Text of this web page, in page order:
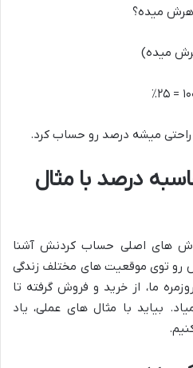
میده؟
راحتی میشه درصد رو حساب کرد.
درصد با مثال
های اصلی حساب کردنش آشنا
رو توی موقعیت های مختلف زندگی
ما، از خرید و فروش گرفته تا
بیاید با مثال های عملی، یاد